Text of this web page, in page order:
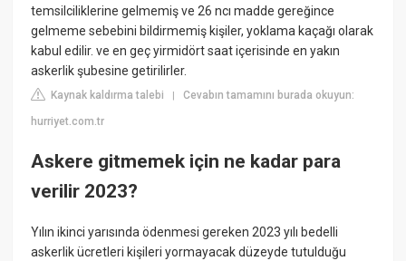
temsilciliklerine gelmemiş ve 26 ncı madde gereğince
gelmeme sebebini bildirmemiş kişiler, yoklama kaçağı olarak
kabul edilir. ve en geç yirmidört saat içerisinde en yakın
askerlik şubesine getirilirler.
Kaynak kaldırma talebi |Cevabın tamamını burada okuyun:
hurriyet.com.tr
Askere gitmemek için ne kadar para
verilir 2023?
Yılın ikinci yarısında ödenmesi gereken 2023 yılı bedelli
askerlik ücretleri kişileri yormayacak düzeyde tutulduğu